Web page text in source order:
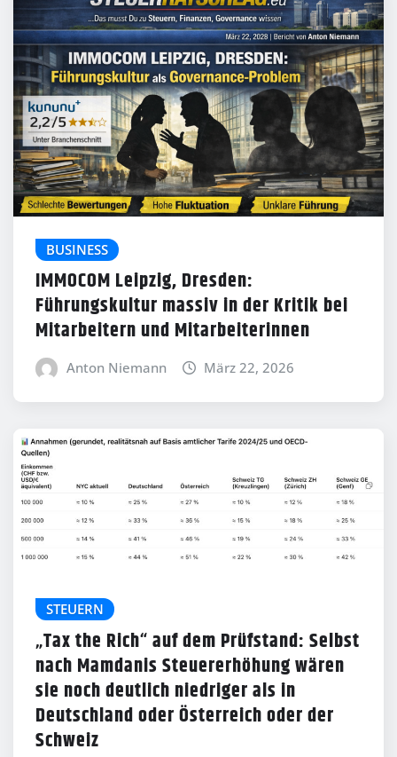
BUSINESS
IMMOCOM Leipzig, Dresden:
Führungskultur massiv in der Kritik bei
Mitarbeitern und Mitarbeiterinnen
Anton Niemann März 22, 2026
STEUERN
„Tax the Rich“ auf dem Prüfstand: Selbst
nach Mamdanis Steuererhöhung wären
sie noch deutlich niedriger als in
Deutschland oder Österreich oder der
Schweiz